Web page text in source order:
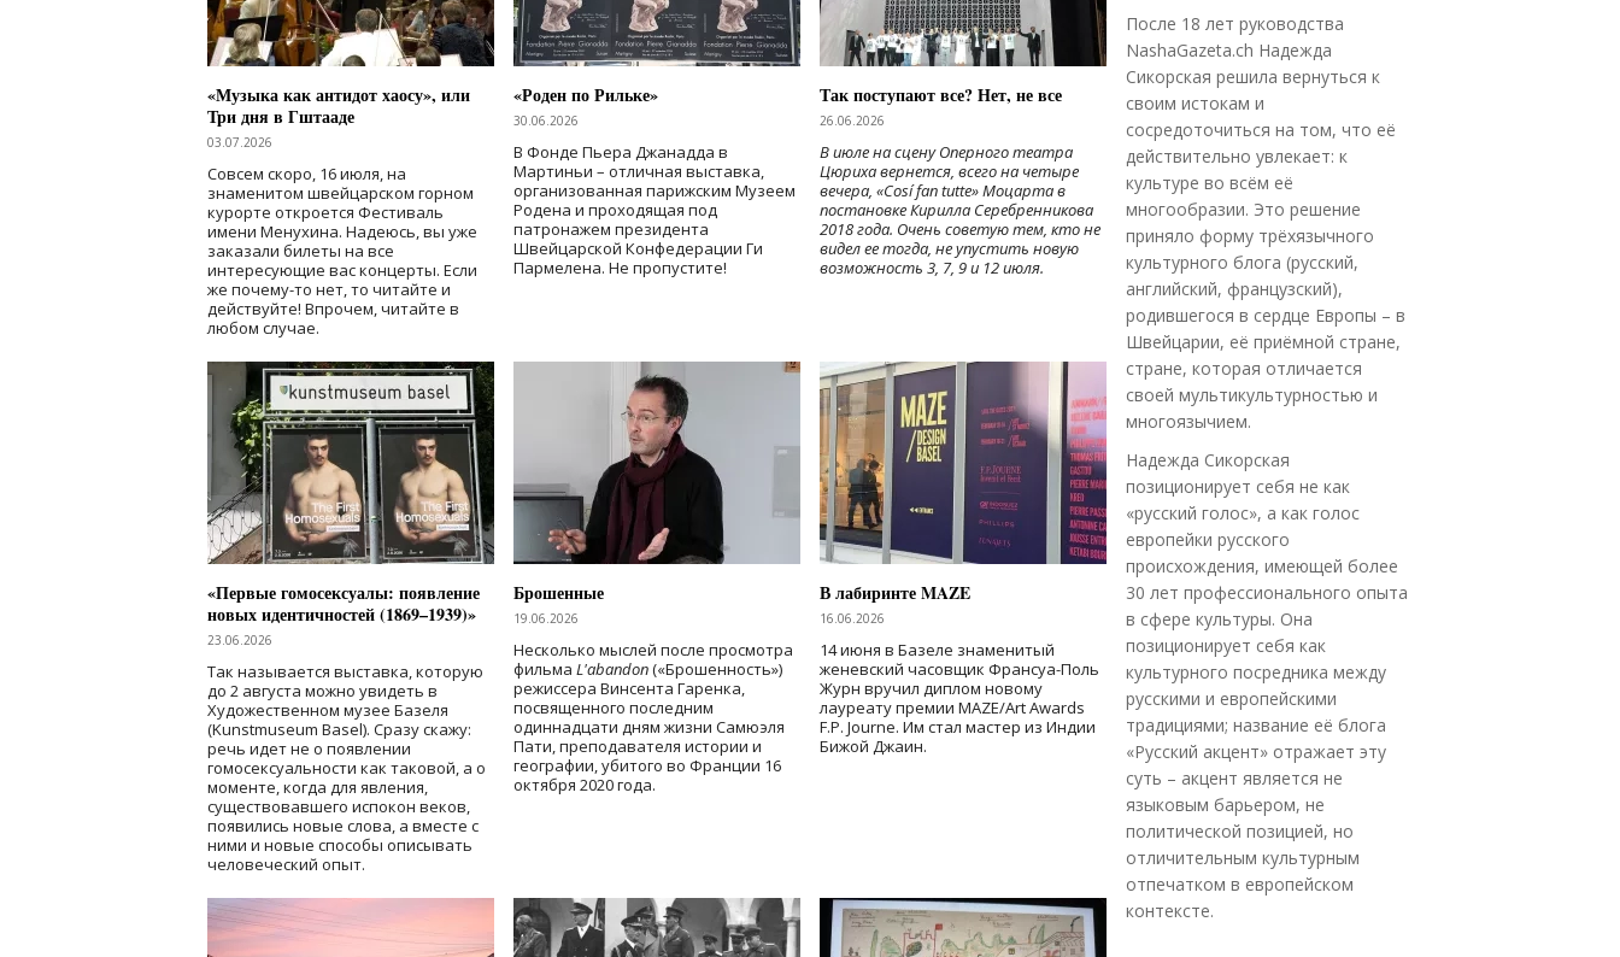
«Музыка как антидот хаосу», или
Три дня в Гштааде
03.07.2026
Совсем скоро, 16 июля, на
знаменитом швейцарском горном
курорте откроется Фестиваль
имени Менухина. Надеюсь, вы уже
заказали билеты на все
интересующие вас концерты. Если
же почему-то нет, то читайте и
действуйте! Впрочем, читайте в
любом случае.
«Роден по Рильке»
30.06.2026
В Фонде Пьера Джанадда в
Мартиньи – отличная выставка,
организованная парижским Музеем
Родена и проходящая под
патронажем президента
Швейцарской Конфедерации Ги
Пармелена. Не пропустите!
Так поступают все? Нет, не все
26.06.2026
В июле на сцену Оперного театра
Цюриха вернется, всего на четыре
вечера, «Cosí fan tutte» Моцарта в
постановке Кирилла Серебренникова
2018 года. Очень советую тем, кто не
видел ее тогда, не упустить новую
возможность 3, 7, 9 и 12 июля.
«Первые гомосексуалы: появление
новых идентичностей (1869–1939)»
23.06.2026
Так называется выставка, которую
до 2 августа можно увидеть в
Художественном музее Базеля
(Kunstmuseum Basel). Сразу скажу:
речь идет не о появлении
гомосексуальности как таковой, а о
моменте, когда для явления,
существовавшего испокон веков,
появились новые слова, а вместе с
ними и новые способы описывать
человеческий опыт.
Брошенные
19.06.2026
Несколько мыслей после просмотра
фильма L'abandon(«Брошенность»)
режиссера Винсента Гаренка,
посвященного последним
одиннадцати дням жизни Самюэля
Пати, преподавателя истории и
географии, убитого во Франции 16
октября 2020 года.
В лабиринте MAZE
16.06.2026
14 июня в Базеле знаменитый
женевский часовщик Франсуа-Поль
Журн вручил диплом новому
лауреату премии MAZE/Art Awards
F.P. Journe. Им стал мастер из Индии
Бижой Джаин.
После 18 лет руководства
NashaGazeta.ch Надежда
Сикорская решила вернуться к
своим истокам и
сосредоточиться на том, что её
действительно увлекает: к
культуре во всём её
многообразии. Это решение
приняло форму трёхязычного
культурного блога (русский,
английский, французский),
родившегося в сердце Европы – в
Швейцарии, её приёмной стране,
стране, которая отличается
своей мультикультурностью и
многоязычием.
Надежда Сикорская
позиционирует себя не как
«русский голос», а как голос
европейки русского
происхождения, имеющей более
30 лет профессионального опыта
в сфере культуры. Она
позиционирует себя как
культурного посредника между
русскими и европейскими
традициями; название её блога
«Русский акцент» отражает эту
суть – акцент является не
языковым барьером, не
политической позицией, но
отличительным культурным
отпечатком в европейском
контексте.